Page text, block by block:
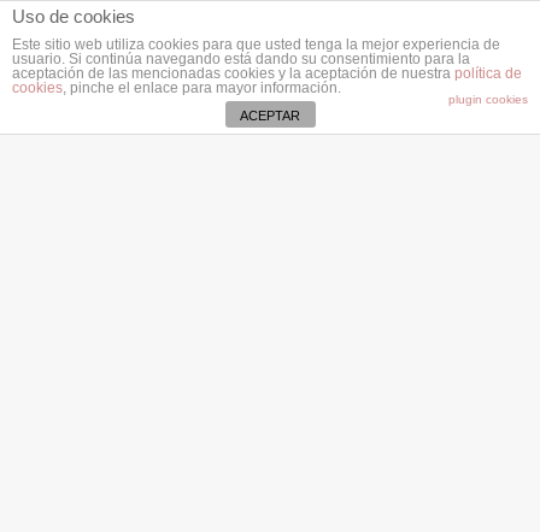
Uso de cookies
Este sitio web utiliza cookies para que usted tenga la mejor experiencia de
usuario. Si continúa navegando está dando su consentimiento para la
aceptación de las mencionadas cookies y la aceptación de nuestra política de
cookies, pinche el enlace para mayor información.
plugin cookies
ACEPTAR